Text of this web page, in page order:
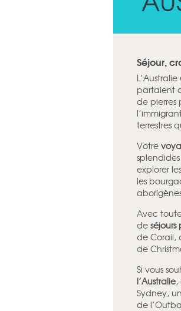
Séjour,
partaient
de pierres
terrestres
Votre
explorer
les
Avec
de
de Corail,
de
Si vous
l’Australie
Sydney,
de